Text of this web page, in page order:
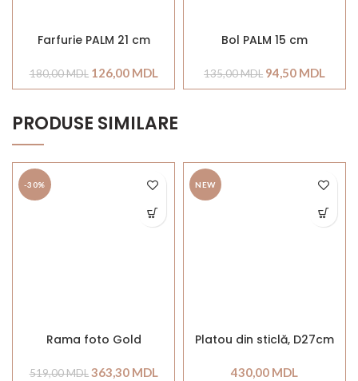
Farfurie PALM 21 cm
180,00MDL 126,00 MDL
Bol PALM 15 cm
135,00MDL 94,50 MDL
PRODUSE SIMILARE
-30%
Rama foto Gold
519,00MDL 363,30 MDL
NEW
Platou din sticlă, D27cm
430,00 MDL